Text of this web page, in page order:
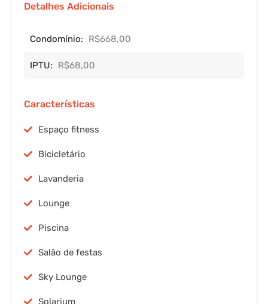
Detalhes Adicionais
Condomínio: R$668,00
IPTU: R$68,00
Características
Espaço fitness
Bicicletário
Lavanderia
Lounge
Piscina
Salão de festas
Sky Lounge
Solarium